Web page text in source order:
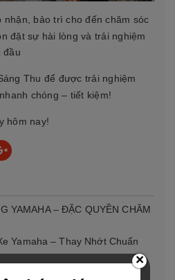
nhận, bảo trì cho đến chăm sóc
đặt sự hài lòng và trải nghiệm
đầu
Thu để được trải nghiệm
chóng – tiết kiệm!
hôm nay!
YAMAHA – ĐẶC QUYỀN CHĂM
Yamaha – Thay Nhớt Chuẩn
XÚC – MỞ LỐI NHỮNG
×